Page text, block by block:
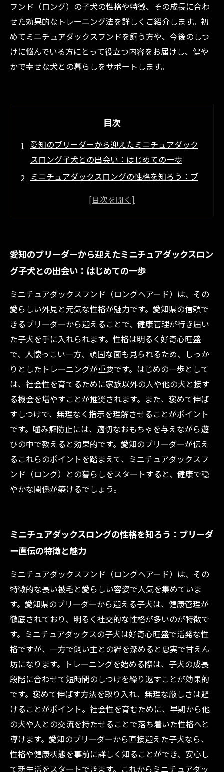
フンド（ロング）の子犬の性格や特徴、その成長に合わ
せた効果的なトレーニング法を詳しくご紹介します。初
めてミニチュアダックスフンドを飼う方や、今後のしつ
けに悩んでいる方にとって役立つ内容をお届けし、健や
かで幸せな犬との暮らしをサポートします。
目次
愛知のブリーダーから迎えたミニチュアダック
スロング子犬との出会い：はじめての一歩
ミニチュアダックスロングの性格を知ろう：ブ
愛知の専門ブリーダーが教える子犬の健康管理
スロング子犬のしつけポイント
トレーニングを通じて深まる絆：ミニチュアダ
ックスロングとの幸せな暮らし
ミニチュアダックスロング子犬の性格別トレー
ニング法まとめ
愛知のブリーダーが教える理想のミニチュアダ
ックスロング育成の秘訣
愛知のブリーダーから迎えたミニチュアダックスロン
グ子犬との出会い：はじめての一歩
ミニチュアダックスフンド（ロングヘアード）は、その
愛らしい外見と元気な性格が魅力です。愛知県の信頼で
きるブリーダーから迎えることで、健康管理が行き届い
た子犬を手に入れられます。性格は明るく好奇心旺盛
で、人懐っこい一方、頑固な面も見られるため、しっか
りとしたトレーニングが重要です。はじめの一歩として
は、社会性を育てるために家族以外の人や他の犬と接す
る機会を増やすことが推奨されます。また、褒めて伸ば
すしつけで、無理なく指示を理解させることがポイント
です。噛み癖防止には、適切なおもちゃを与えながら遊
びの中で教えると効果的です。愛知のブリーダーが伝え
るこれらのポイントを踏まえて、ミニチュアダックスフ
ンド（ロング）との暮らしをスタートすると、健康で穏
やかな関係が築けるでしょう。
ミニチュアダックスロングの性格を知ろう：ブリーダ
ー直伝の特徴と魅力
ミニチュアダックスフンド（ロングヘアード）は、その
特徴的な長い被毛と愛らしい容姿で人気を集めていま
す。愛知県のブリーダーから迎える子犬は、健康管理が
徹底されており、明るく社交的な性格が多いのが特徴で
す。ミニチュアダックスの子犬は好奇心旺盛で活発な性
格ですが、一方で飼い主との絆を深めると忠実で甘えん
坊になります。トレーニングを始める際は、子犬の成長
段階に合わせて短時間のしつけを繰り返すことが効果的
です。褒めて伸ばす方法を取り入れ、無理な厳しさは避
けることがポイント。社会性を育むために、早期から他
の犬や人との交流を持たせることで落ち着いた性格へと
導けます。愛知のブリーダーから直接迎えた子犬なら、
性格や健康状態を事前に詳しく知ることができ、安心し
て新生活をスタートできます。これからミニチュアダッ